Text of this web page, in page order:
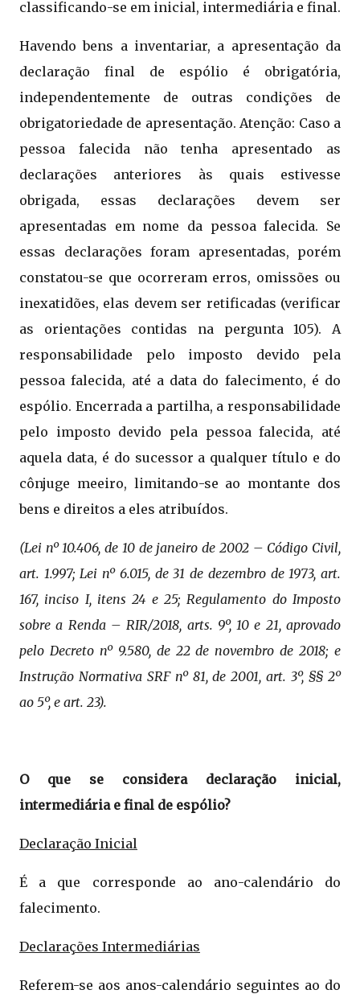
classificando-se em inicial, intermediária e final.
Havendo bens a inventariar, a apresentação da
declaração final de espólio é obrigatória,
independentemente de outras condições de
obrigatoriedade de apresentação. Atenção: Caso a
pessoa falecida não tenha apresentado as
declarações anteriores às quais estivesse
obrigada, essas declarações devem ser
apresentadas em nome da pessoa falecida. Se
essas declarações foram apresentadas, porém
constatou-se que ocorreram erros, omissões ou
inexatidões, elas devem ser retificadas (verificar
as orientações contidas na pergunta 105). A
responsabilidade pelo imposto devido pela
pessoa falecida, até a data do falecimento, é do
espólio. Encerrada a partilha, a responsabilidade
pelo imposto devido pela pessoa falecida, até
aquela data, é do sucessor a qualquer título e do
cônjuge meeiro, limitando-se ao montante dos
bens e direitos a eles atribuídos.
(Lei nº 10.406, de 10 de janeiro de 2002 – Código Civil,
art. 1.997; Lei nº 6.015, de 31 de dezembro de 1973, art.
167, inciso I, itens 24 e 25; Regulamento do Imposto
sobre a Renda – RIR/2018, arts. 9º, 10 e 21, aprovado
pelo Decreto nº 9.580, de 22 de novembro de 2018; e
Instrução Normativa SRF nº 81, de 2001, art. 3º, §§ 2º
ao 5º, e art. 23).
O que se considera declaração inicial,
intermediária e final de espólio?
Declaração Inicial
É a que corresponde ao ano-calendário do
falecimento.
Declarações Intermediárias
Referem-se aos anos-calendário seguintes ao do